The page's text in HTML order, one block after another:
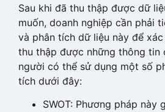
Sau khi đã thu thập được dữ
muốn, doanh nghiệp cần phải
và phân tích dữ liệu này để
thu thập được những thông tin
người có thể sử dụng một số
tích dưới đây:
SWOT: Phương pháp này